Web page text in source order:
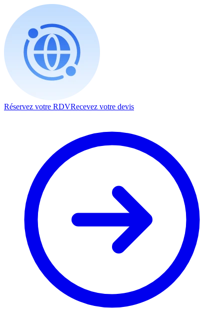
Réservez votre RDVRecevez votre devis